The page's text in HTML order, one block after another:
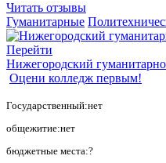
Читать отзывы
Гуманитарные
Перейти
Нижегородский
Оцени колледж первым!
Государственный:нет
общежитие:нет
бюджетные места:?